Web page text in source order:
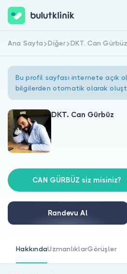
Hakkımızda
Doktorlar için
Doktor
Hemen Kaydol
Ana Sayfa Diğer DKT. Can Gürbüz
Bu profil sayfası internete açık
bilgilerden otomatik olarak
DKT. Can Gürbüz
CAN GÜRBÜZ siz misiniz?
Randevu Al
HakkındaUzmanlıklarGörüşler